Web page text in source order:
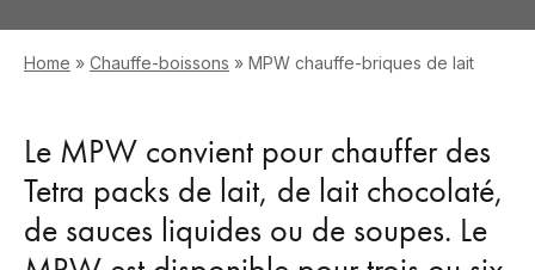
Home » Chauffe-boissons » MPW chauffe-briques de lait
Le MPW convient pour chauffer des
Tetra packs de lait, de lait chocolaté,
de sauces liquides ou de soupes. Le